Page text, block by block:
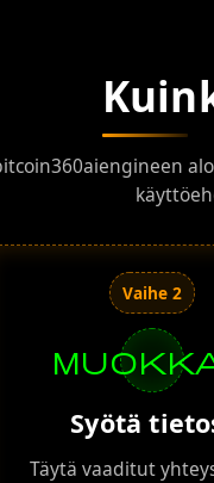
Vaihe 2
Syötä
Täytä vaaditut